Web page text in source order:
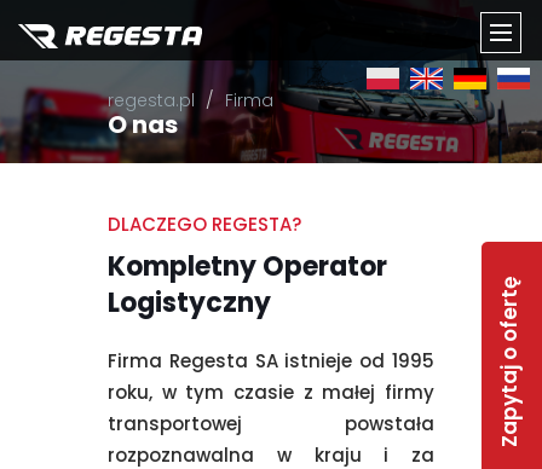
Zapytaj o ofertę
regesta.pl Firma
O nas
DLACZEGO REGESTA?
Kompletny Operator
Logistyczny
Firma Regesta SA istnieje od 1995
roku, w tym czasie z małej firmy
transportowej powstała
rozpoznawalna w kraju i za